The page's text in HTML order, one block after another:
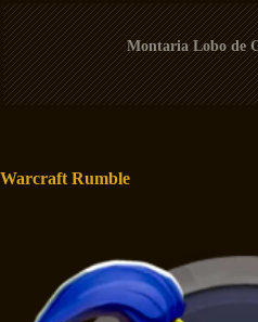
Montaria Lobo de
Warcraft Rumble